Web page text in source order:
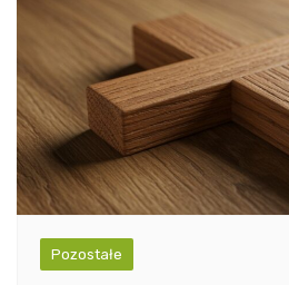
Pozostałe